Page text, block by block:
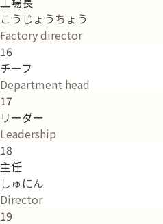
こうじょうちょう
Factory director
16
チーフ
Department head
17
リーダー
Leadership
18
主任
しゅにん
Director
19